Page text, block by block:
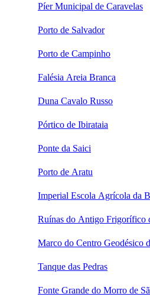
Píer Municipal de Caravelas
Porto de Salvador
Porto de Campinho
Falésia Areia Branca
Duna Cavalo Russo
Pórtico de Ibirataia
Ponte da Saici
Porto de Aratu
Imperial Escola Agrícola da
Ruínas do Antigo Frigorífico
Marco do Centro Geodésico
Tanque das Pedras
Fonte Grande do Morro de